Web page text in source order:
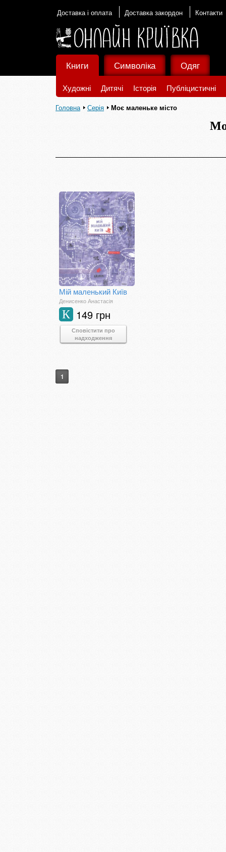
Доставка і оплата Доставка закордон Контакти
Книги
Художні Дитячі Історія Публіцистичні
Символіка Одяг
Головна Серія Моє маленьке місто
Мій маленький Київ
Денисенко Анастасія
149 грн
К
Сповістити про
надходження
1